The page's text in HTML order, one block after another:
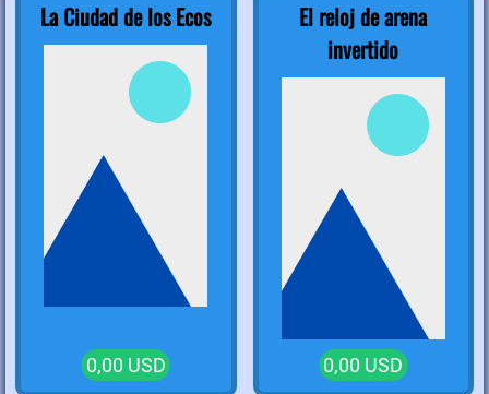
La Ciudad de los Ecos
0,00 USD
El reloj de arena
invertido
0,00 USD